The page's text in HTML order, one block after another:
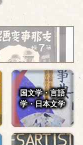
国文学・言語
学・日本文学